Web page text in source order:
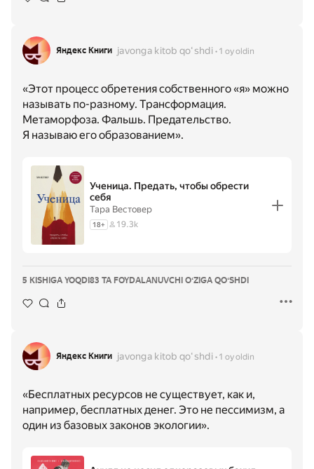
Яндекс Книги javonga kitob qoʻshdi 1 oy oldin
«Этот процесс обретения собственного «я» можно
называть по-разному. Трансформация.
Метаморфоза. Фальшь. Предательство.
Я называю его образованием».
Ученица. Предать, чтобы обрести
себя
Тара Вестовер
18+ 19.3k
5 KISHIGA YOQDI 83 TA FOYDALANUVCHI OʻZIGA QOʻSHDI
Яндекс Книги javonga kitob qoʻshdi 1 oy oldin
«Бесплатных ресурсов не существует, как и,
например, бесплатных денег. Это не пессимизм, а
один из базовых законов экологии».